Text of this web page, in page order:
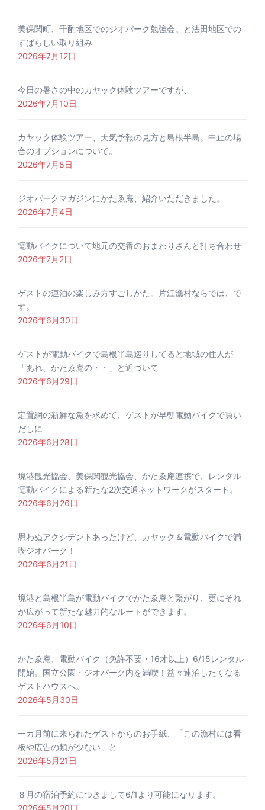
美保関町、千酌地区でのジオパーク勉強会。と法田地区での
すばらしい取り組み
2026年7月12日
今日の暑さの中のカヤック体験ツアーですが、
2026年7月10日
カヤック体験ツアー、天気予報の見方と島根半島。中止の場
合のオプションについて。
2026年7月8日
ジオパークマガジンにかたゑ庵、紹介いただきました。
2026年7月4日
電動バイクについて地元の交番のおまわりさんと打ち合わせ
2026年7月2日
ゲストの連泊の楽しみ方すごしかた。片江漁村ならでは、で
す。
2026年6月30日
ゲストが電動バイクで島根半島巡りしてると地域の住人が
「あれ、かたゑ庵の・・」と近づいて
2026年6月29日
定置網の新鮮な魚を求めて、ゲストが早朝電動バイクで買い
だしに
2026年6月28日
境港観光協会、美保関観光協会、かたゑ庵連携で、レンタル
電動バイクによる新たな2次交通ネットワークがスタート。
2026年6月26日
思わぬアクシデントあったけど、カヤック＆電動バイクで満
喫ジオパーク！
2026年6月21日
境港と島根半島が電動バイクでかたゑ庵と繋がり、更にそれ
が広がって新たな魅力的なルートができます。
2026年6月10日
かたゑ庵、電動バイク（免許不要・16才以上）6/15レンタル
開始。国立公園・ジオパーク内を満喫！益々連泊したくなる
ゲストハウスへ。
2026年5月30日
一カ月前に来られたゲストからのお手紙、「この漁村には看
板や広告の類が少ない」と
2026年5月21日
８月の宿泊予約につきまして6/1より可能になります。
2026年5月20日